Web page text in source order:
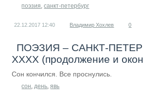
поэзия,санкт-петербург
22.12.2017 12:40 Владимир Хохлев 0
ПОЭЗИЯ – САНКТ-
XXХХ (продолжение и
Сон кончился. Все проснулись.
сон,день,явь